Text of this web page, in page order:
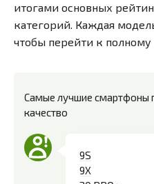
итогами основных
категорий. Каждая
чтобы перейти к
Самые лучшие смартфоны
качество
9S
9X